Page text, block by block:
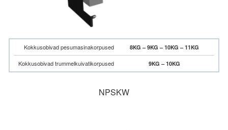
Kokkusobivad pesumasinakorpused 8KG – 9KG – 10KG – 11KG
Kokkusobivad trummelkuivatikorpused 9KG – 10KG
NPSKW